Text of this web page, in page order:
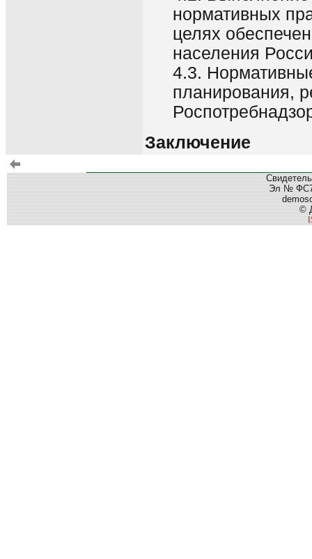
нормативных
целях
населения
4.3.
планирования,
Заключение
Эл №
©